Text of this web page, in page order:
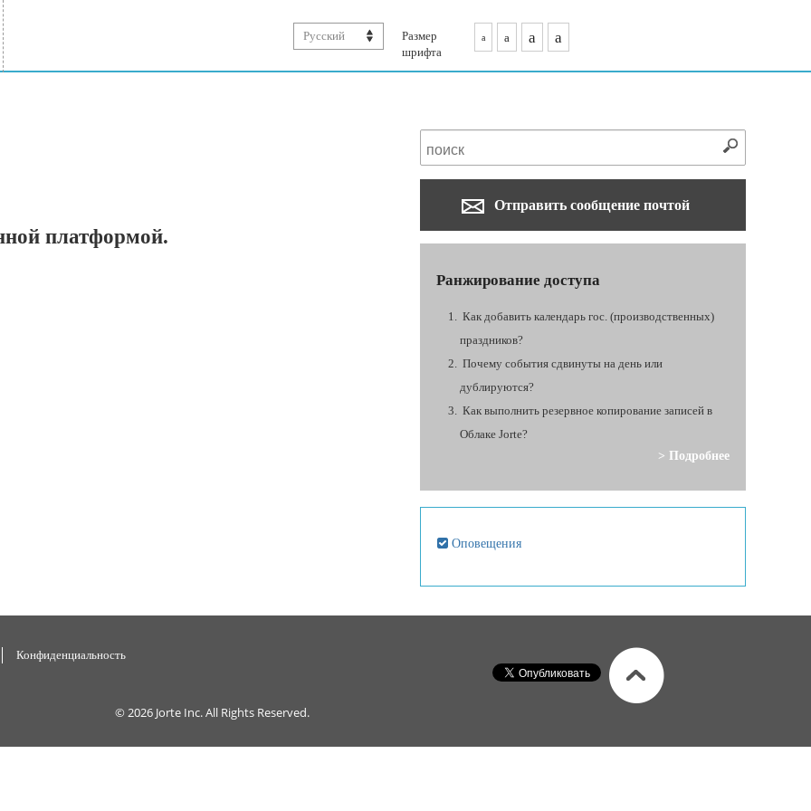
Русский
Размер
шрифта
a a a a
платформой.
Отправить сообщение почтой
Ранжирование доступа
Как добавить календарь гос. (производственных)
праздников?
Почему события сдвинуты на день или
дублируются?
Как выполнить резервное копирование записей в
Облаке Jorte?
> Подробнее
Оповещения
Конфиденциальность
© 2026 Jorte Inc.All Rights Reserved.